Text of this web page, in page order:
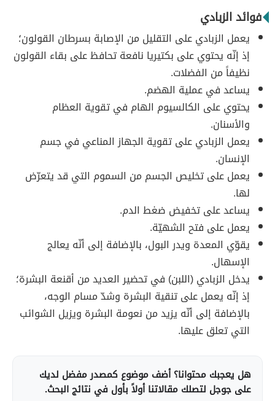
فوائد الزبادي
يعمل الزبادي على التقليل من الإصابة بسرطان القولون؛
إذ إنّه يحتوي على بكتيريا نافعة تحافظ على بقاء القولون
نظيفاً من الفضلات.
يساعد في عملية الهضم.
يحتوي على الكالسيوم الهام في تقوية العظام
والأسنان.
يعمل الزبادي على تقوية الجهاز المناعي في جسم
الإنسان.
يعمل على تخليص الجسم من السموم التي قد يتعرّض
لها.
يساعد على تخفيض ضغط الدم.
يعمل على فتح الشهيّة.
يقوّي المعدة ويدر البول، بالإضافة إلى أنّه يعالج
الإسهال.
يدخل الزبادي (اللبن) في تحضير العديد من أقنعة البشرة؛
إذ إنّه يعمل على تنقية البشرة وشدّ مسام الوجه،
بالإضافة إلى أنّه يزيد من نعومة البشرة ويزيل الشوائب
التي تعلق عليها.
هل يعجبك محتوانا؟ أضف موضوع كمصدر مفضل لديك
على جوجل لتصلك مقالاتنا أولاً بأول في نتائج البحث.